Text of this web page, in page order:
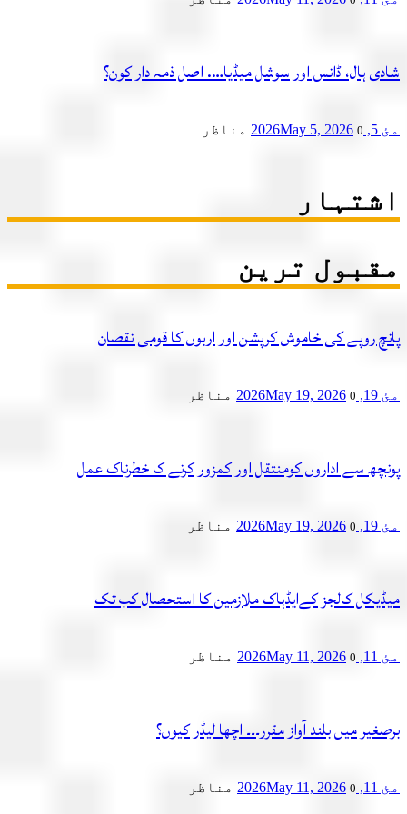
ہال، ڈانس اور سوشل میڈیا…. اصل ذمہ دار کون؟
May 5, 2026 0 مناظر
ترین
روپے کی خاموش کرپشن اور اربوں کا قومی نقصان
May 19, 2026 0 مناظر
سے اداروں کومنتقل اور کمزور کرنے کا خطرناک عمل
May 19, 2026 0 مناظر
کالجز کےایڈہاک ملازمین کا استحصال کب تک
May 11, 2026 0 مناظر
میں بلند آواز مقرر۔۔۔ اچھا لیڈر کیوں؟
May 11, 2026 0 مناظر